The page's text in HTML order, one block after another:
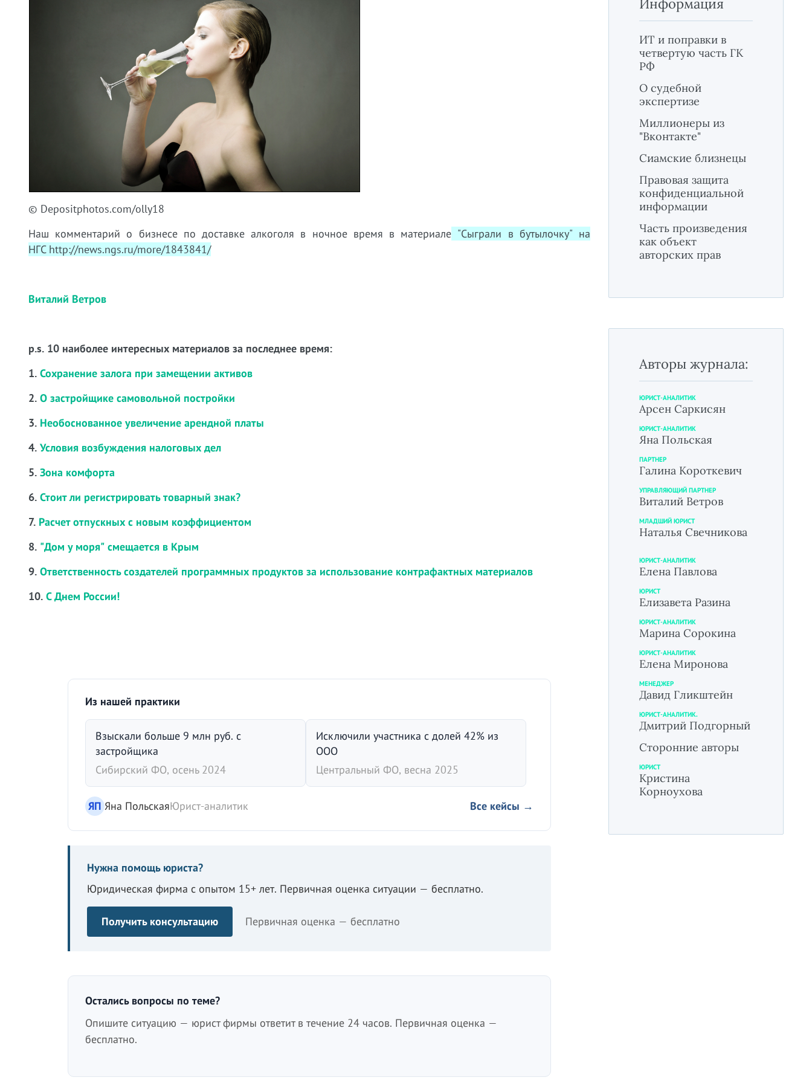
© Depositphotos.com/olly18
Наш комментарий о бизнесе по доставке алкоголя в ночное время в материале "Сыграли в бутылочку" на
НГС http://news.ngs.ru/more/1843841/
Виталий Ветров
p.s. 10 наиболее интересных материалов за последнее время:
1. Сохранение залога при замещении активов
2. О застройщике самовольной постройки
3. Необоснованное увеличение арендной платы
4. Условия возбуждения налоговых дел
5. Зона комфорта
6. Стоит ли регистрировать товарный знак?
7. Расчет отпускных с новым коэффициентом
8. "Дом у моря" смещается в Крым
9. Ответственность создателей программных продуктов за использование контрафактных материалов
10. С Днем России!
Из нашей практики
Взыскали больше 9 млн руб. с
застройщика
Сибирский ФО, осень 2024
Исключили участника с долей 42% из
ООО
Центральный ФО, весна 2025
ЯП Яна ПольскаяЮрист-аналитик Все кейсы →
Нужна помощь юриста?
Юридическая фирма с опытом 15+ лет. Первичная оценка ситуации — бесплатно.
Получить консультацию Первичная оценка — бесплатно
Остались вопросы по теме?
Опишите ситуацию — юрист фирмы ответит в течение 24 часов. Первичная оценка —
бесплатно.
Информация
ИТ и поправки в
четвертую часть ГК
РФ
О судебной
экспертизе
Миллионеры из
"Вконтакте"
Сиамские близнецы
Правовая защита
конфиденциальной
информации
Часть произведения
как объект
авторских прав
Авторы журнала:
ЮРИСТ-АНАЛИТИК
Арсен Саркисян
ЮРИСТ-АНАЛИТИК
Яна Польская
ПАРТНЕР
Галина Короткевич
УПРАВЛЯЮЩИЙ ПАРТНЕР
Виталий Ветров
МЛАДШИЙ ЮРИСТ
Наталья Свечникова
ЮРИСТ-АНАЛИТИК
Елена Павлова
ЮРИСТ
Елизавета Разина
ЮРИСТ-АНАЛИТИК
Марина Сорокина
ЮРИСТ-АНАЛИТИК
Елена Миронова
МЕНЕДЖЕР
Давид Гликштейн
ЮРИСТ-АНАЛИТИК.
Дмитрий Подгорный
Сторонние авторы
ЮРИСТ
Кристина
Корноухова